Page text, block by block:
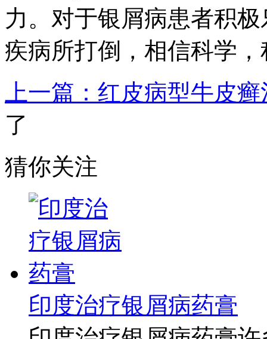
力。对于银屑病患者积
疾病所打倒，相信科学
上一篇：红皮病型牛皮
了
猜你关注
印度治疗银屑病药膏